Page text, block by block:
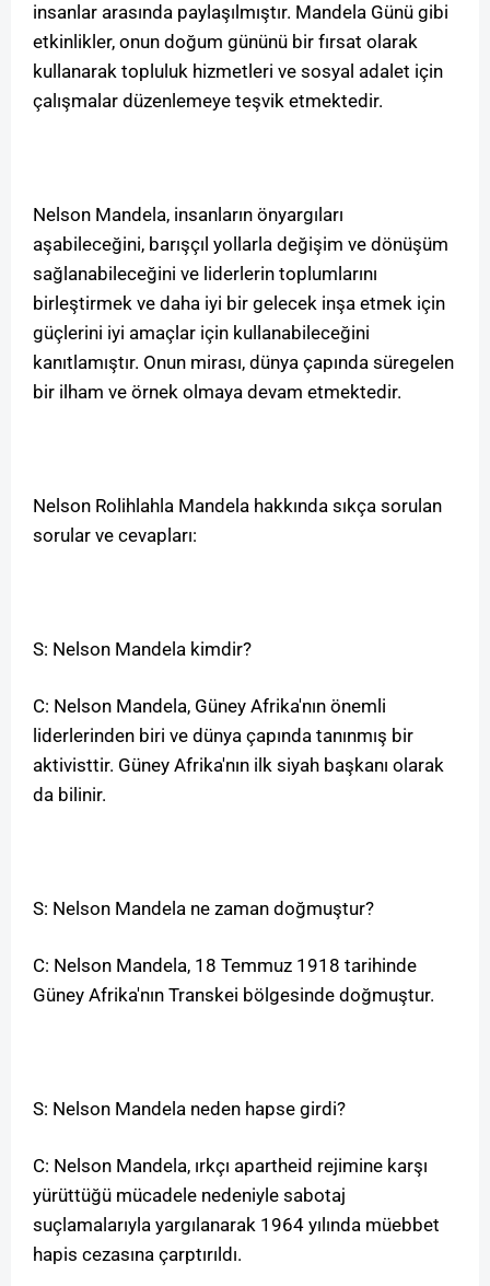
insanlar arasında paylaşılmıştır. Mandela Günü gibi
etkinlikler, onun doğum gününü bir fırsat olarak
kullanarak topluluk hizmetleri ve sosyal adalet için
çalışmalar düzenlemeye teşvik etmektedir.
Nelson Mandela, insanların önyargıları
aşabileceğini, barışçıl yollarla değişim ve dönüşüm
sağlanabileceğini ve liderlerin toplumlarını
birleştirmek ve daha iyi bir gelecek inşa etmek için
güçlerini iyi amaçlar için kullanabileceğini
kanıtlamıştır. Onun mirası, dünya çapında süregelen
bir ilham ve örnek olmaya devam etmektedir.
Nelson Rolihlahla Mandela hakkında sıkça sorulan
sorular ve cevapları:
S: Nelson Mandela kimdir?
C: Nelson Mandela, Güney Afrika'nın önemli
liderlerinden biri ve dünya çapında tanınmış bir
aktivisttir. Güney Afrika'nın ilk siyah başkanı olarak
da bilinir.
S: Nelson Mandela ne zaman doğmuştur?
C: Nelson Mandela, 18 Temmuz 1918 tarihinde
Güney Afrika'nın Transkei bölgesinde doğmuştur.
S: Nelson Mandela neden hapse girdi?
C: Nelson Mandela, ırkçı apartheid rejimine karşı
yürüttüğü mücadele nedeniyle sabotaj
suçlamalarıyla yargılanarak 1964 yılında müebbet
hapis cezasına çarptırıldı.